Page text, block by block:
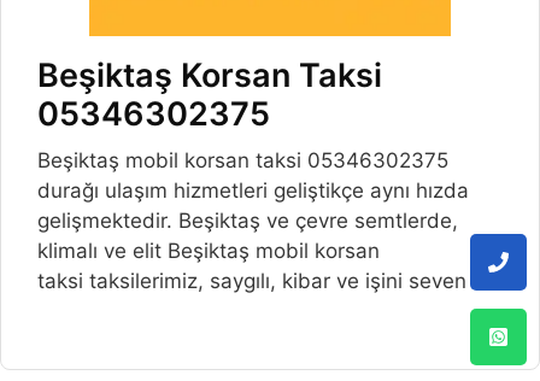
Beşiktaş Korsan Taksi
05346302375
Beşiktaş mobil korsan taksi 05346302375
durağı ulaşım hizmetleri geliştikçe aynı hızda
gelişmektedir. Beşiktaş ve çevre semtlerde,
klimalı ve elit Beşiktaş mobil korsan
taksi taksilerimiz, saygılı, kibar ve işini seven